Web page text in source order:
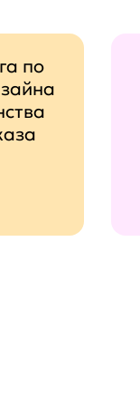
по